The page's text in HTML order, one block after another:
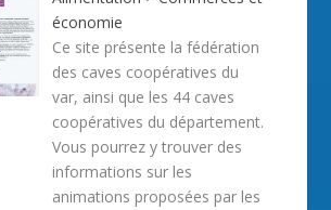
économie
Ce site présente la fédération
des caves coopératives du
var, ainsi que les 44 caves
coopératives du département.
Vous pourrez y trouver des
informations sur les
animations proposées par les